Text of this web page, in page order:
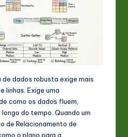
dados robusta exige mais
linhas. Exige uma
como os dados fluem,
do tempo. Quando um
de Relacionamento de
o plano para a